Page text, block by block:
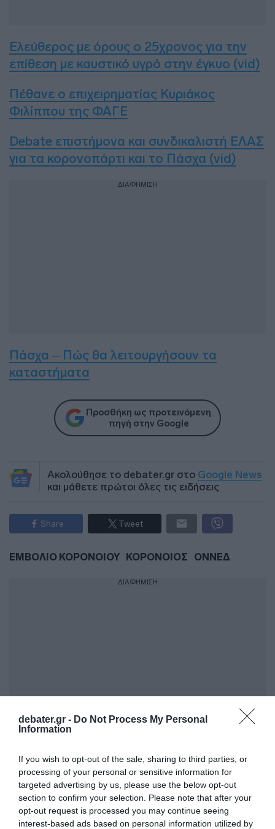
debater.gr - Do Not Process My Personal
Information
If you wish to opt-out of the sale, sharing to third parties, or
processing of your personal or sensitive information for
targeted advertising by us, please use the below opt-out
section to confirm your selection. Please note that after your
opt-out request is processed you may continue seeing
interest-based ads based on personal information utilized by
Ελεύθερος με όρους ο 25χρονος για την
επίθεση με καυστικό υγρό στην έγκυο (vid)
Πέθανε ο επιχειρηματίας Κυριάκος
Φιλίππου της ΦΑΓΕ
Debate επιστήμονα και συνδικαλιστή ΕΛΑΣ
για τα κορονοπάρτι και το Πάσχα (vid)
ΔΙΑΦΗΜΙΣΗ
Πάσχα – Πώς θα λειτουργήσουν τα
καταστήματα
Προσθήκη ως προτεινόμενη
πηγή στην Google
Ακολούθησε το debater.gr στο Google News
και μάθετε πρώτοι όλες τις ειδήσεις
Share Tweet
ΕΜΒΟΛΙΟ ΚΟΡΟΝΟΙΟΥ ΚΟΡΟΝΟΙΟΣ ΟΝΝΕΔ
ΔΙΑΦΗΜΙΣΗ
ΣΧΟΛΙΑ